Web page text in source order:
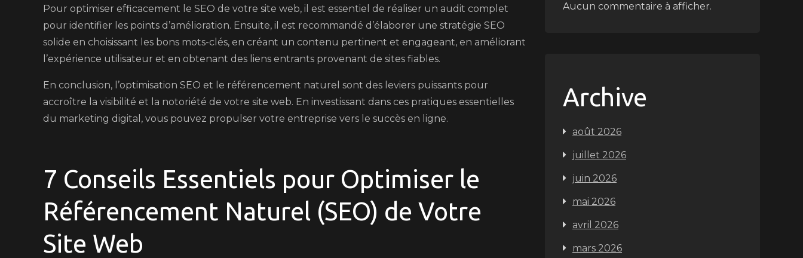
Pour optimiser efficacement le SEO de votre site web, il est essentiel de réaliser un audit complet
pour identifier les points d’amélioration. Ensuite, il est recommandé d’élaborer une stratégie SEO
solide en choisissant les bons mots-clés, en créant un contenu pertinent et engageant, en améliorant
l’expérience utilisateur et en obtenant des liens entrants provenant de sites fiables.
En conclusion, l’optimisation SEO et le référencement naturel sont des leviers puissants pour
accroître la visibilité et la notoriété de votre site web. En investissant dans ces pratiques essentielles
du marketing digital, vous pouvez propulser votre entreprise vers le succès en ligne.
7 Conseils Essentiels pour Optimiser le
Référencement Naturel (SEO) de Votre
Site Web
Aucun commentaire à afficher.
Archive
août 2026
juillet 2026
juin 2026
mai 2026
avril 2026
mars 2026